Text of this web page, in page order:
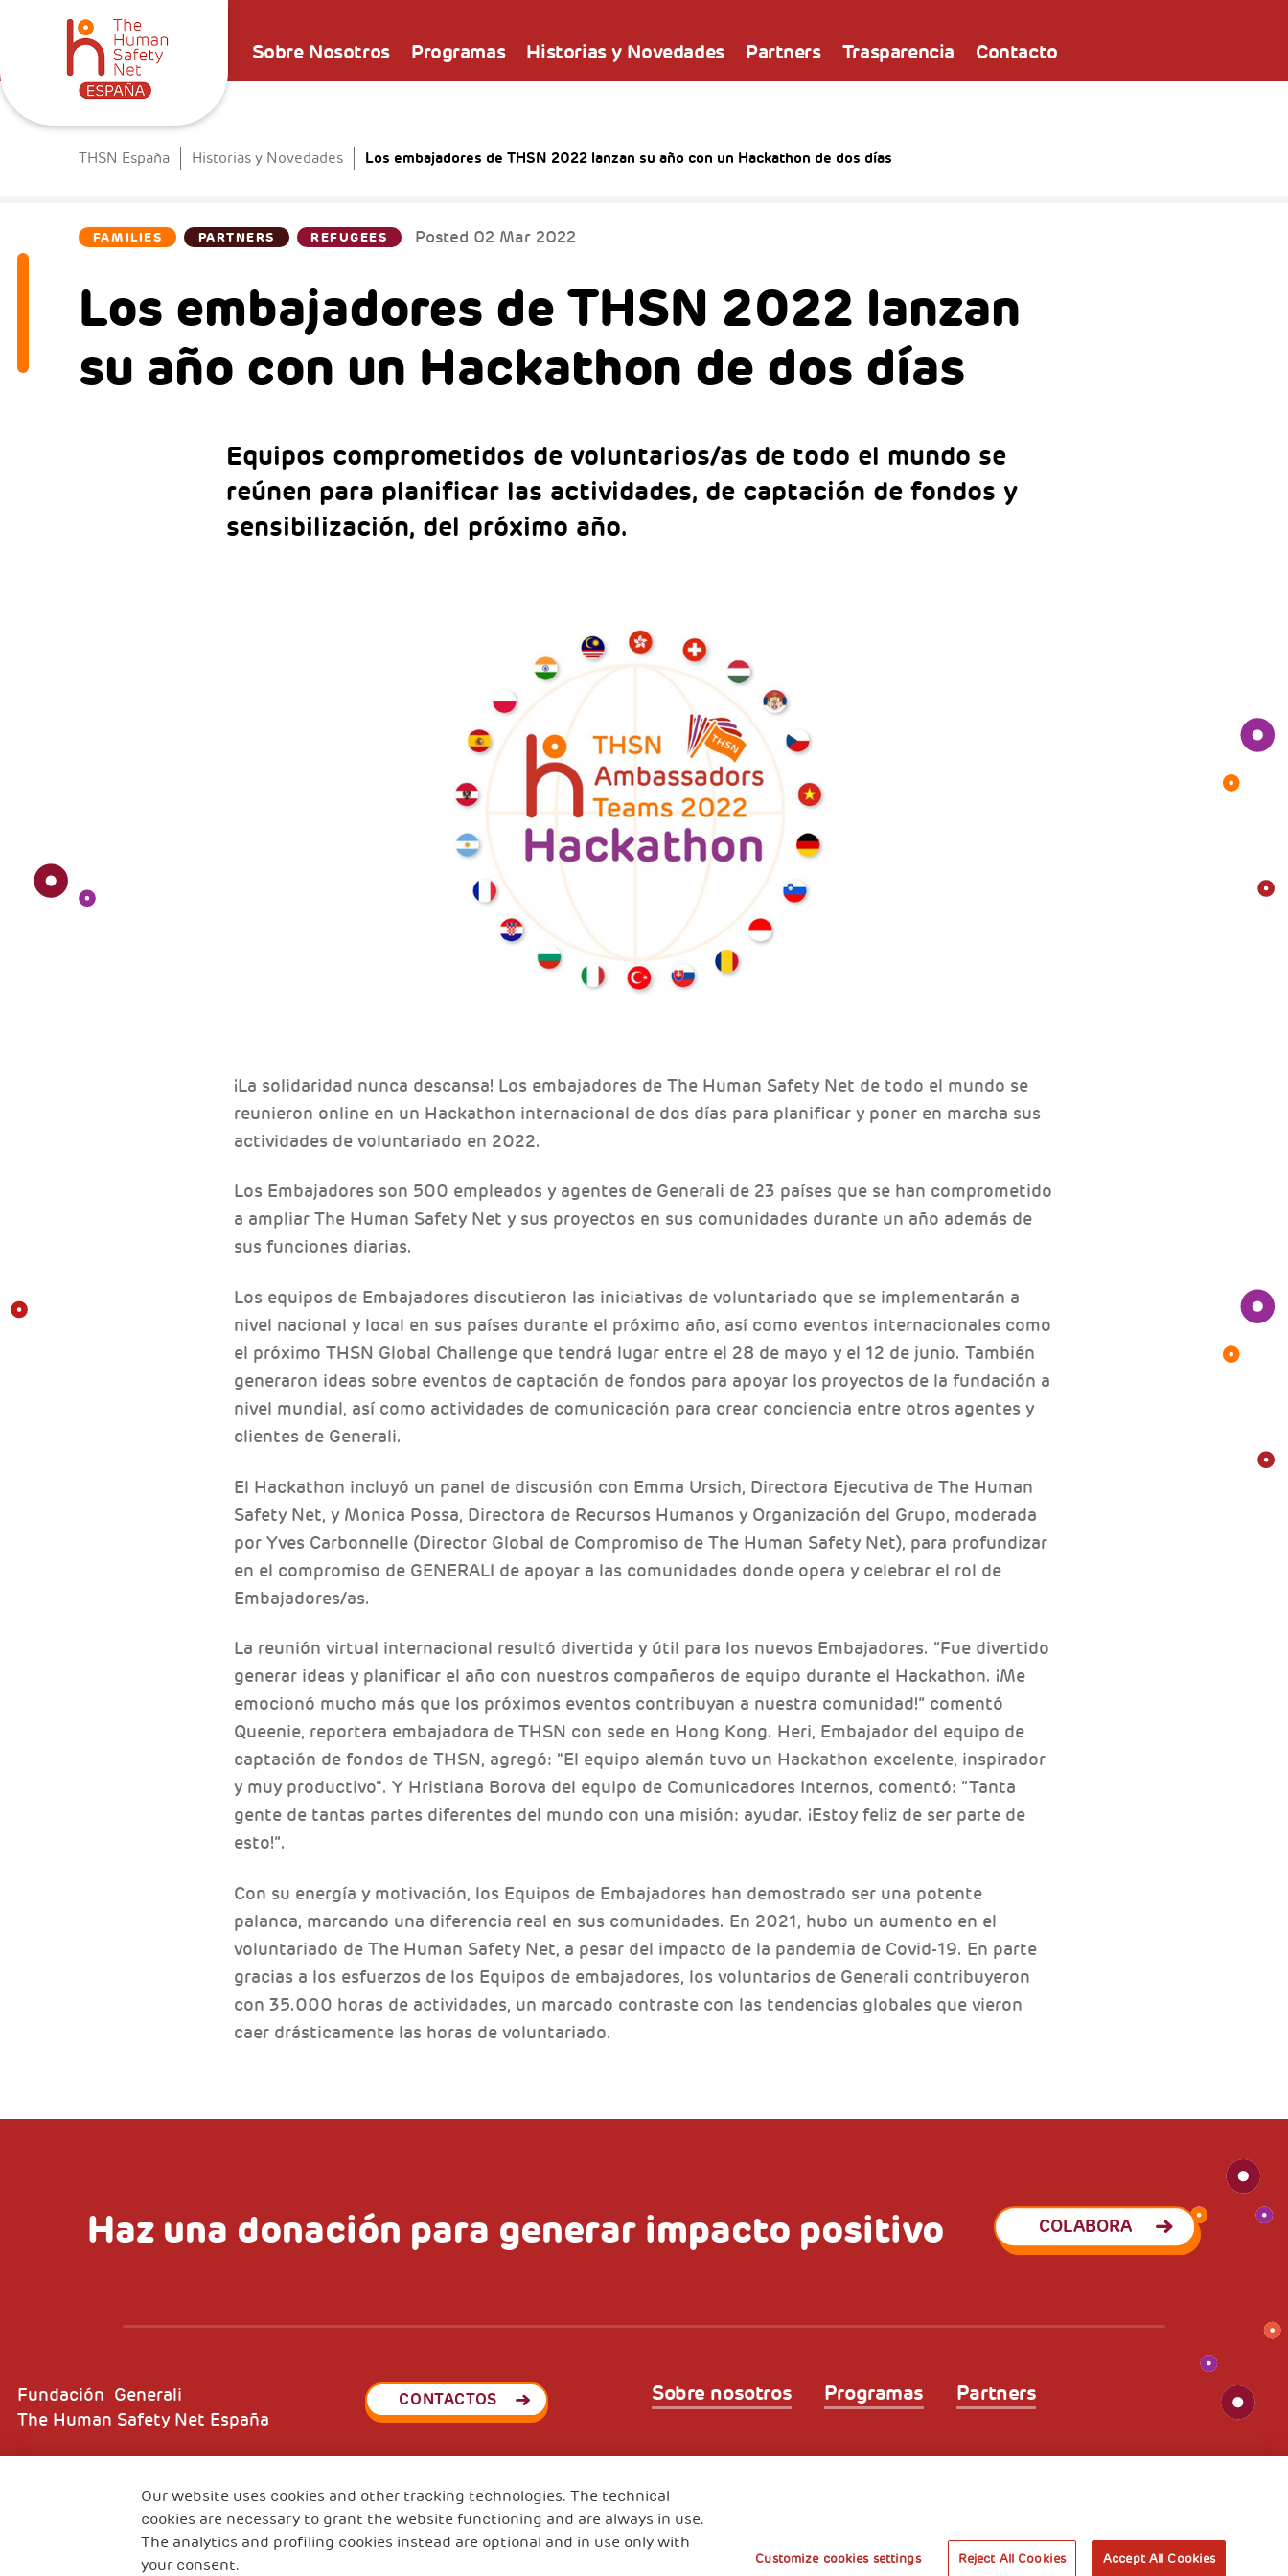
Sobre Nosotros Programas Historias y Novedades Partners Trasparencia Contacto
THSN España Historias y Novedades Los embajadores de THSN 2022 lanzan su año con un Hackathon de dos días
FAMILIES PARTNERS REFUGEES Posted 02 Mar 2022
Los embajadores de THSN 2022 lanzan
su año con un Hackathon de dos días
Equipos comprometidos de voluntarios/as de todo el mundo se
reúnen para planificar las actividades, de captación de fondos y
sensibilización, del próximo año.
¡La solidaridad nunca descansa! Los embajadores de The Human Safety Net de todo el mundo se
reunieron online en un Hackathon internacional de dos días para planificar y poner en marcha sus
actividades de voluntariado en 2022.
Los Embajadores son 500 empleados y agentes de Generali de 23 países que se han comprometido
a ampliar The Human Safety Net y sus proyectos en sus comunidades durante un año además de
sus funciones diarias.
Los equipos de Embajadores discutieron las iniciativas de voluntariado que se implementarán a
nivel nacional y local en sus países durante el próximo año, así como eventos internacionales como
el próximo THSN Global Challenge que tendrá lugar entre el 28 de mayo y el 12 de junio. También
generaron ideas sobre eventos de captación de fondos para apoyar los proyectos de la fundación a
nivel mundial, así como actividades de comunicación para crear conciencia entre otros agentes y
clientes de Generali.
El Hackathon incluyó un panel de discusión con Emma Ursich, Directora Ejecutiva de The Human
Safety Net, y Monica Possa, Directora de Recursos Humanos y Organización del Grupo, moderada
por Yves Carbonnelle (Director Global de Compromiso de The Human Safety Net), para profundizar
en el compromiso de GENERALI de apoyar a las comunidades donde opera y celebrar el rol de
Embajadores/as.
La reunión virtual internacional resultó divertida y útil para los nuevos Embajadores. “Fue divertido
generar ideas y planificar el año con nuestros compañeros de equipo durante el Hackathon. ¡Me
emocionó mucho más que los próximos eventos contribuyan a nuestra comunidad!” comentó
Queenie, reportera embajadora de THSN con sede en Hong Kong. Heri, Embajador del equipo de
captación de fondos de THSN, agregó: "El equipo alemán tuvo un Hackathon excelente, inspirador
y muy productivo". Y Hristiana Borova del equipo de Comunicadores Internos, comentó: “Tanta
gente de tantas partes diferentes del mundo con una misión: ayudar. ¡Estoy feliz de ser parte de
esto!”.
Con su energía y motivación, los Equipos de Embajadores han demostrado ser una potente
palanca, marcando una diferencia real en sus comunidades. En 2021, hubo un aumento en el
voluntariado de The Human Safety Net, a pesar del impacto de la pandemia de Covid-19. En parte
gracias a los esfuerzos de los Equipos de embajadores, los voluntarios de Generali contribuyeron
con 35.000 horas de actividades, un marcado contraste con las tendencias globales que vieron
caer drásticamente las horas de voluntariado.
Haz una donación para generar impacto positivo COLABORA
Sobre nosotros Programas Partners
Fundación Generali
The Human Safety Net España
CONTACTOS
Dirección: Plaza Manuel Gómez- Moreno 5.
28020 Madrid. España
Cookies
Our website uses cookies and other tracking technologies. The technical
cookies are necessary to grant the website functioning and are always in use.
The analytics and profiling cookies instead are optional and in use only with
your consent.
Customize cookies settings Reject All Cookies Accept All Cookies